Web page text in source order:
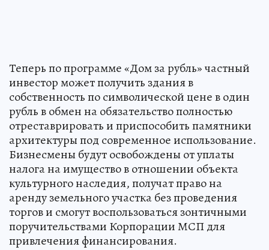
Теперь по программе «Дом за рубль» частный
инвестор может получить здания в
собственность по символической цене в один
рубль в обмен на обязательство полностью
отреставрировать и приспособить памятники
архитектуры под современное использование.
Бизнесмены будут освобождены от уплаты
налога на имущество в отношении объекта
культурного наследия, получат право на
аренду земельного участка без проведения
торгов и смогут воспользоваться зонтичными
поручительствами Корпорации МСП для
привлечения финансирования.